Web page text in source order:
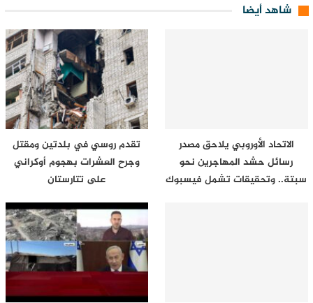
شاهد أيضا
الاتحاد الأوروبي يلاحق مصدر
رسائل حشد المهاجرين نحو
سبتة.. وتحقيقات تشمل فيسبوك
تقدم روسي في بلدتين ومقتل
وجرح العشرات بهجوم أوكراني
على تتارستان